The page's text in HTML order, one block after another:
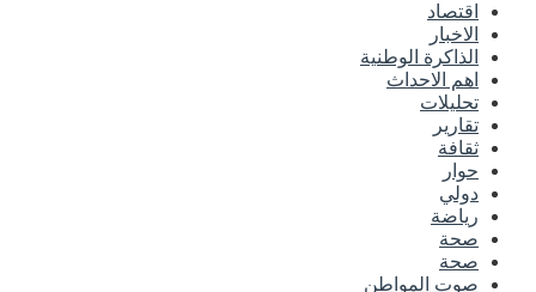
اقتصاد
الاخبار
الذاكرة الوطنية
اهم الاحداث
تحليلات
تقارير
ثقافة
حوار
دولي
رياضة
صحة
صحة
صوت المواطن